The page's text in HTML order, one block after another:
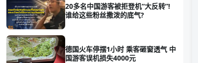
20多名中国游客被拒登机“大反转”!
谁给这些粉丝撒泼的底气?
德国火车停摆1小时 乘客砸窗透气 中
国游客误机损失4000元